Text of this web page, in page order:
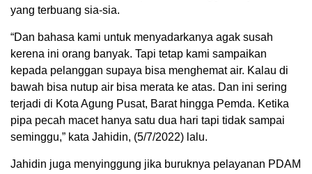
yang terbuang sia-sia.
“Dan bahasa kami untuk menyadarkanya agak susah
kerena ini orang banyak. Tapi tetap kami sampaikan
kepada pelanggan supaya bisa menghemat air. Kalau di
bawah bisa nutup air bisa merata ke atas. Dan ini sering
terjadi di Kota Agung Pusat, Barat hingga Pemda. Ketika
pipa pecah macet hanya satu dua hari tapi tidak sampai
seminggu,” kata Jahidin, (5/7/2022) lalu.
Jahidin juga menyinggung jika buruknya pelayanan PDAM